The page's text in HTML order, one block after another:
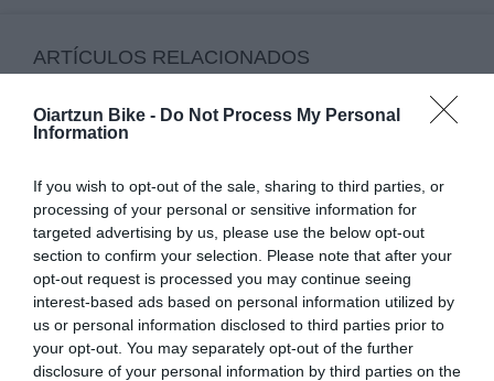
Oiartzun Bike - Do Not Process My Personal
Information
If you wish to opt-out of the sale, sharing to third parties, or
processing of your personal or sensitive information for
targeted advertising by us, please use the below opt-out
section to confirm your selection. Please note that after your
opt-out request is processed you may continue seeing
interest-based ads based on personal information utilized by
us or personal information disclosed to third parties prior to
your opt-out. You may separately opt-out of the further
disclosure of your personal information by third parties on the
ARTÍCULOS RELACIONADOS
YA FALTA POCO PARA EL TOUR DE FRANCIA
2026: RECORRIDO, ETAPAS Y POGAČAR COMO
GRAN FAVORITO